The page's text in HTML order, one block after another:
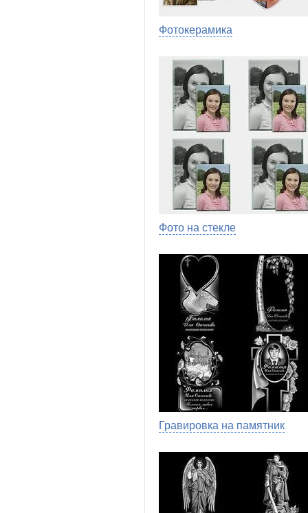
Фотокерамика
Фото на стекле
Гравировка на памятник